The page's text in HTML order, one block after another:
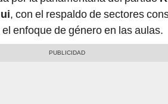
, con el respaldo de sectores
enfoque de género en las aulas.